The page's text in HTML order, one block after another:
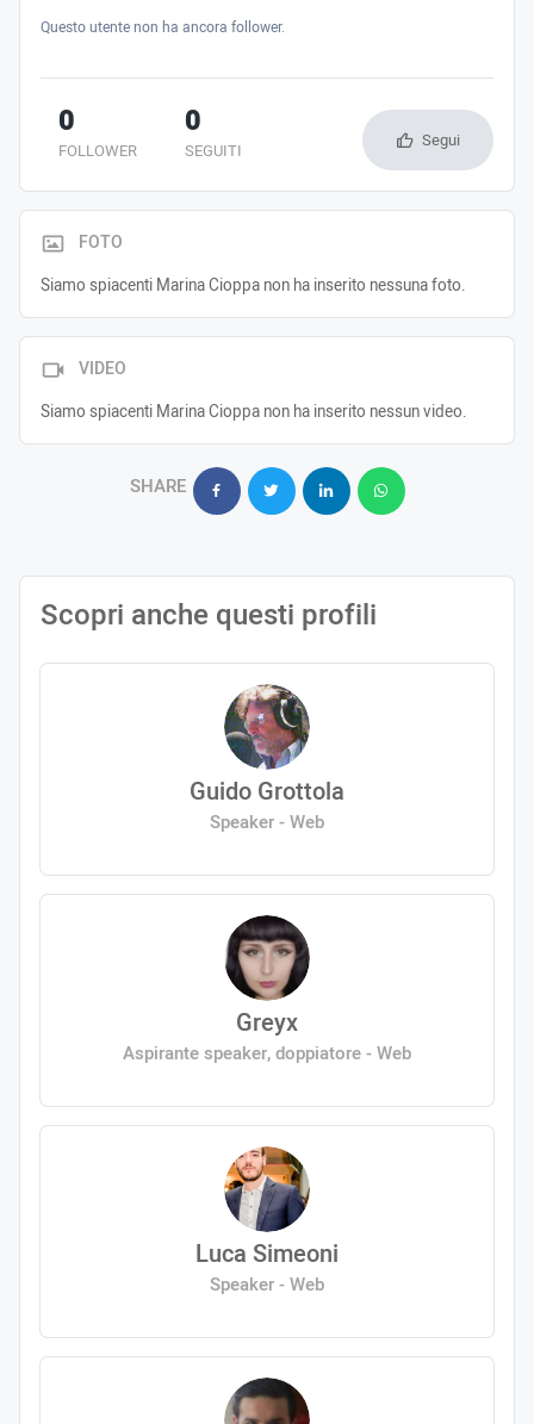
Questo utente non ha ancora follower.
FOLLOWER
0
SEGUITI
0 Segui
FOTO
Siamo spiacenti Marina Cioppa non ha inserito nessuna foto.
VIDEO
Siamo spiacenti Marina Cioppa non ha inserito nessun video.
SHARE
Scopri anche questi profili
Guido Grottola
Speaker - Web
Greyx
Aspirante speaker, doppiatore - Web
Luca Simeoni
Speaker - Web